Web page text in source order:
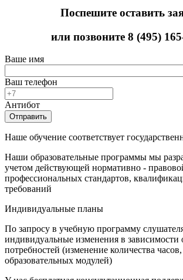
Поспешите оставить
или позвоните 8 (495)
Ваше имя
Ваш телефон
Антибот
Отправить
Наше обучение соответствует
Наши образовательные программы мы
учетом действующей нормативно -
профессиональных стандартов,
требований
Индивидуальные планы
По запросу в учебную программу
индивидуальные изменения в зависимости
потребностей (изменение количества
образовательных модулей)